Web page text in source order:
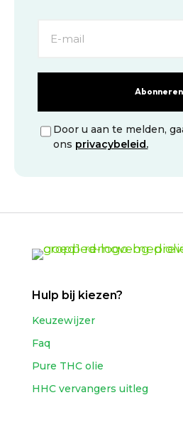
Abonneren
Door u aan te melden,
ons privacybeleid.
Hulp bij kiezen?
Keuzewijzer
Faq
Pure THC olie
HHC vervangers uitleg